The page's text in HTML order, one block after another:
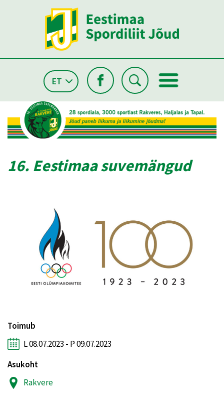
ET
16. Eestimaa suvemängud
Toimub
L 08.07.2023 - P 09.07.2023
Asukoht
Rakvere